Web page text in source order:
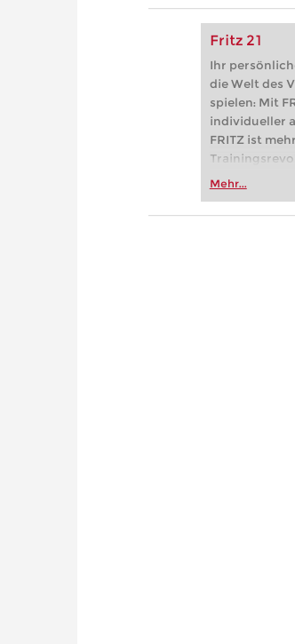
Fritz 21
Ihr
die Welt des
spielen: Mit
individueller
FRITZ ist
zuvor.
Mehr...